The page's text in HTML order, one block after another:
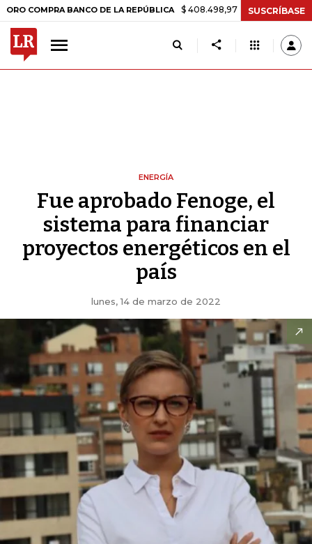
BANCO DE LA REPÚBLICA $ 408.498,97 +$ 8.753,81 +2,19%
SUSCRÍBASE
ENERGÍA
Fue aprobado Fenoge, el
sistema para financiar
proyectos energéticos en el
país
lunes, 14 de marzo de 2022